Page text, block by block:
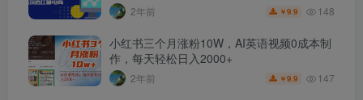
2年前 ￥9.9 148
小红书三个月涨粉10W，AI英语视频0成本制
作，每天轻松日入2000+
2年前 ￥9.9 147